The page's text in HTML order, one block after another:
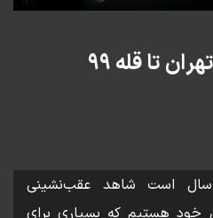
تا قله ۹۹
است شاهد عقب‌نشینی
هستیم که بسیاری برای